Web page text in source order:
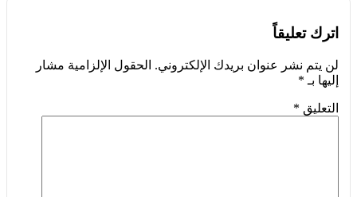
اترك تعليقاً
لن يتم نشر عنوان بريدك الإلكتروني. الحقول الإلزامية مشار
إليها بـ *
التعليق *